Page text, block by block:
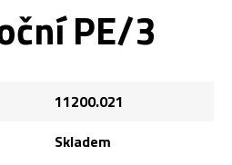
PE/3
11200.021
Skladem